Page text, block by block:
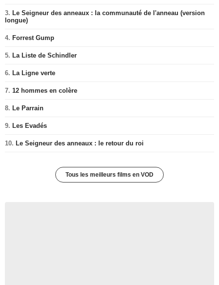
3. Le Seigneur des anneaux : la communauté de l'anneau (version
longue)
4. Forrest Gump
5. La Liste de Schindler
6. La Ligne verte
7. 12 hommes en colère
8. Le Parrain
9. Les Evadés
10. Le Seigneur des anneaux : le retour du roi
Tous les meilleurs films en VOD